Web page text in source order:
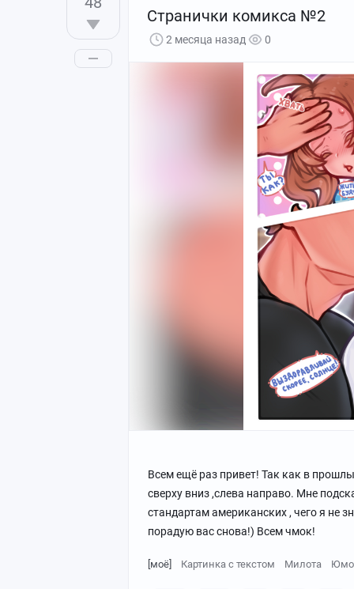
Странички комикса №2
2 месяца назад 0
Всем ещё раз привет! Так как в
сверху вниз ,слева направо. Мне
стандартам американских , чего я не
порадую вас снова!) Всем чмок!
[моё] Картинка с текстом Милота